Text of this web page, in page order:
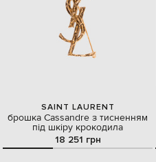
SAINT LAURENT
брошка Cassandre з тисненням
під шкіру крокодила
18 251 грн